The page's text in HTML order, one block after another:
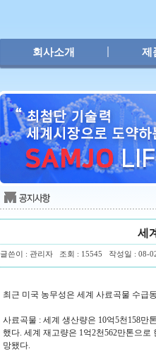
회사소개 제
세
글쓴이 : 관리자 조회 : 15545 작성일 : 08-
최근 미국 농무성은 세계 사료곡물 수급
사료곡물 : 세계 생산량은 10억5천158만
했다. 세계 재고량은 1억2천562만톤으로
망됐다.